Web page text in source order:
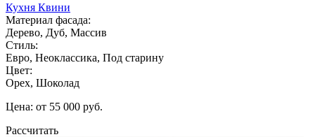
Кухня Квини
Материал фасада:
Дерево, Дуб, Массив
Стиль:
Евро, Неоклассика, Под старину
Цвет:
Орех, Шоколад
Цена: от 55 000 руб.
Рассчитать